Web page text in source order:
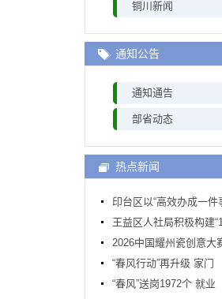
铜川新闻
通知公告
通知通告
部省动态
热点新闻
印台区以“高效办成一件
王益区人社局积极构建
2026中国耀州瓷创意大
“春风行动”再升级 家门
“春风”送岗1972个 就业